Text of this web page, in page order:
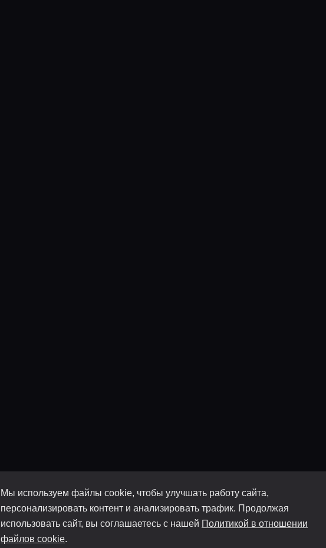
Мы используем файлы cookie, чтобы улучшать работу сайта,
персонализировать контент и анализировать трафик. Продолжая
использовать сайт, вы соглашаетесь с нашей Политикой в отношении
файлов cookie.